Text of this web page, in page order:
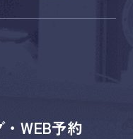
WEB予約